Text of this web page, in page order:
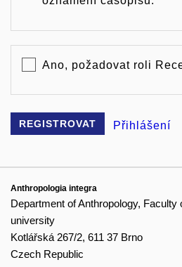
Ano, požadovat roli
REGISTROVAT Přihlášení
Anthropologia integra
Department of Anthropology,
university
Kotlářská 267/2, 611 37 Brno
Czech Republic